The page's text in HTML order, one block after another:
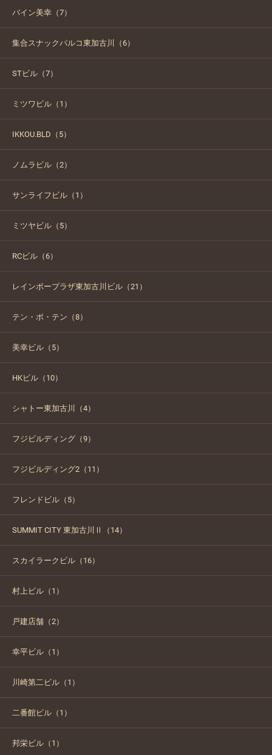
バイン美幸（7）
集合スナックパルコ東加古川（6）
STビル（7）
ミツワビル（1）
IKKOU.BLD（5）
ノムラビル（2）
サンライフビル（1）
ミツヤビル（5）
RCビル（6）
レインボープラザ東加古川ビル（21）
テン・ポ・テン（8）
美幸ビル（5）
HKビル（10）
シャトー東加古川（4）
フジビルディング（9）
フジビルディング2（11）
フレンドビル（5）
SUMMIT CITY 東加古川Ⅱ（14）
スカイラークビル（16）
村上ビル（1）
戸建店舗（2）
幸平ビル（1）
川崎第二ビル（1）
二番館ビル（1）
邦栄ビル（1）